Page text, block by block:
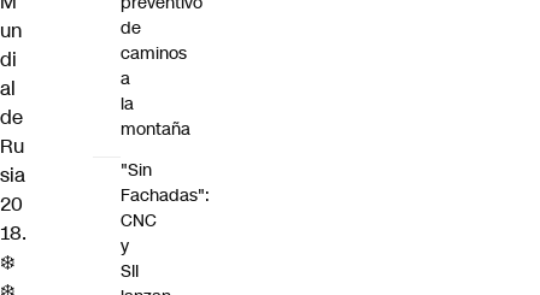
un
di
al
de
Ru
sia
20
18.
❄️
de
caminos
a
la
montaña
"Sin
Fachadas":
CNC
y
SII